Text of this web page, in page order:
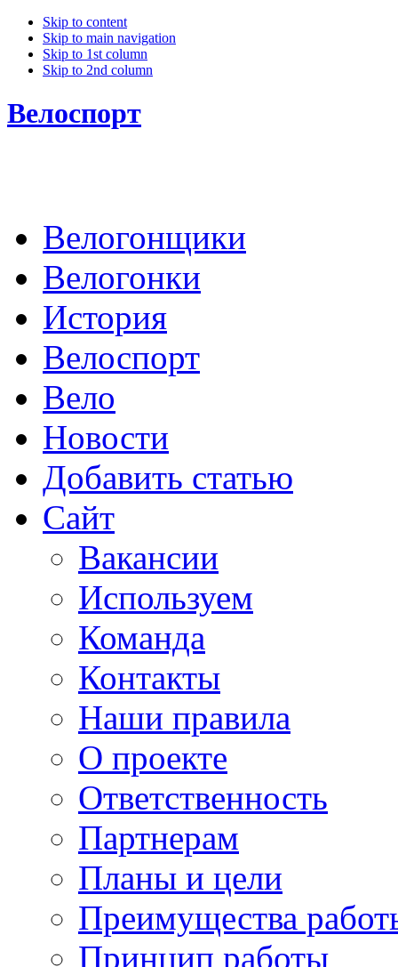
Skip to content
Skip to main navigation
Skip to 1st column
Skip to 2nd column
Велоспорт
Велогонщики
Велогонки
История
Велоспорт
Вело
Новости
Добавить статью
Сайт
Вакансии
Используем
Команда
Контакты
Наши правила
О проекте
Ответственность
Партнерам
Планы и цели
Преимущества
Принцип работы